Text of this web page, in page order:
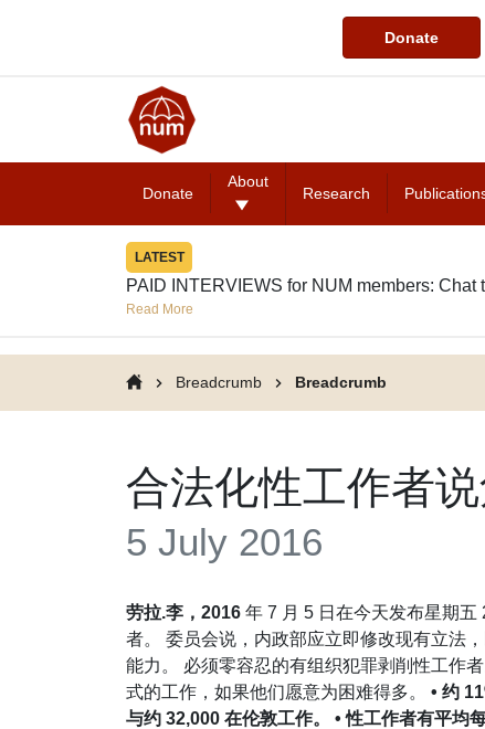
Donate
Donate
About
Research
LATEST
PAID INTERVIEWS for NUM members: Chat
Read More
Breadcrumb Breadcrumb
合法化性工作者
5 July 2016
劳拉.李，2016 年 7 月 5 日在今天发布星期
者。 委员会说，内政部应立即修改现有立法
能力。 必须零容忍的有组织犯罪剥削性工作
式的工作，如果他们愿意为困难得多。 • 约
与约 32,000 在伦敦工作。 • 性工作者有平均